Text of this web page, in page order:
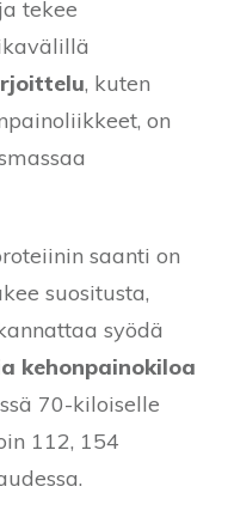
tekee
, kuten
on
saanti on
suositusta,
syödä
kehonpainokiloa
70-kiloiselle
112, 154